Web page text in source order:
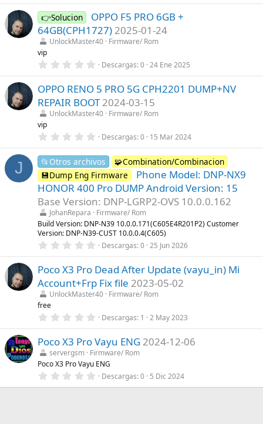
l
l
a
(
s
)
0
0
e
s
t
l
(
s
)
👉Solucion
OPPO F5 PRO 6GB +
64GB(CPH1727) 2025-01-24
UnlockMaster40 Firmware/ Rom
vip
0
0
0
e
s
t
l
a
(
s
)
Descargas 0 24 Ene 2025
OPPO RENO 5 PRO 5G CPH2201 DUMP+NV
REPAIR BOOT 2024-03-15
UnlockMaster40 Firmware/ Rom
vip
0
0
0
e
s
t
r
e
l
l
a
(
s
Descargas 0 15 Mar 2024
J 📂Otros archivos
🧩Combination/Combinacion
💾Dump Eng Firmware
Phone Model: DNP-NX9
HONOR 400 Pro DUMP Android Version: 15
Base Version: DNP-LGRP2-OVS 10.0.0.162
JohanRepara
Firmware/ Rom
Build Version: DNP-N39 10.0.0.171(C605E4R201P2) Customer
Version: DNP-N39-CUST 10.0.0.4(C605)
0
0
0
e
s
t
l
(
s
)
Descargas 0 25 Jun 2026
Poco X3 Pro Dead After Update (vayu_in) Mi
Account+Frp Fix file 2023-05-02
UnlockMaster40 Firmware/ Rom
free
0
0
0
e
s
t
r
l
Descargas 1 2 May 2023
Poco X3 Pro Vayu ENG 2024-12-06
servergsm Firmware/ Rom
Poco X3 Pro Vayu ENG
0
0
Descargas 0 5 Dic 2024